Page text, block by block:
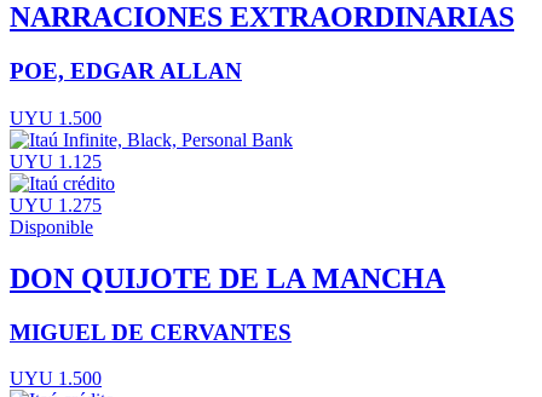
NARRACIONES EXTRAORDINARIAS
POE, EDGAR ALLAN
UYU 1.500
UYU 1.125
UYU 1.275
Disponible
DON QUIJOTE DE LA MANCHA
MIGUEL DE CERVANTES
UYU 1.500